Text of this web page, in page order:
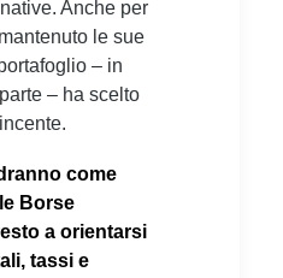
Anche per
le sue
– in
– ha scelto
come
Borse
a orientarsi
tassi e